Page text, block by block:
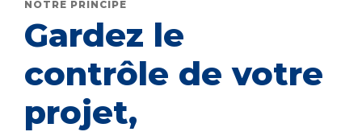
NOTRE PRINCIPE
Gardez le
contrôle de votre
projet,